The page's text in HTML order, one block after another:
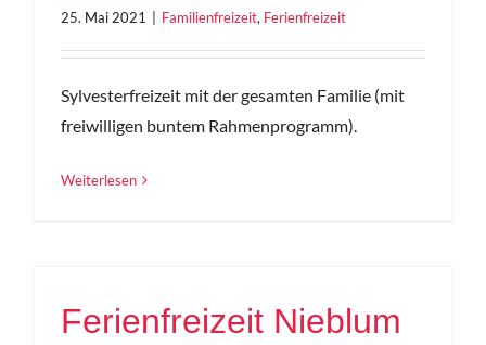
25. Mai 2021 | Familienfreizeit, Ferienfreizeit
Sylvesterfreizeit mit der gesamten Familie (mit
freiwilligen buntem Rahmenprogramm).
Weiterlesen
Ferienfreizeit Nieblum